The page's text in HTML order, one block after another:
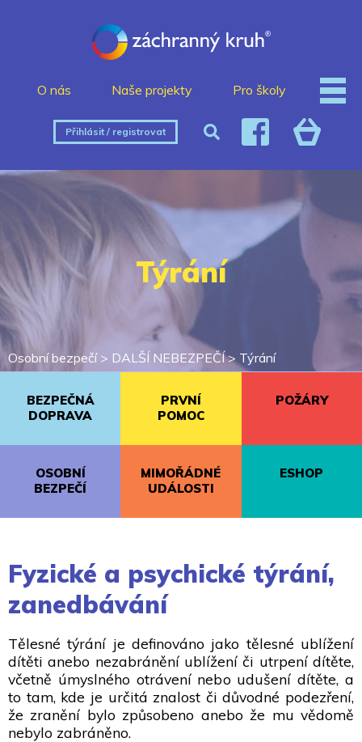
O nás Naše projekty Pro školy
Přihlásit / registrovat
Týrání
Osobní bezpečí> DALŠÍ NEBEZPEČÍ> Týrání
BEZPEČNÁ
DOPRAVA
PRVNÍ
POMOC
POŽÁRY
OSOBNÍ
BEZPEČÍ
MIMOŘÁDNÉ
UDÁLOSTI
ESHOP
Fyzické a psychické týrání,
zanedbávání
Tělesné týrání je definováno jako tělesné ublížení
dítěti anebo nezabránění ublížení či utrpení dítěte,
včetně úmyslného otrávení nebo udušení dítěte, a
to tam, kde je určitá znalost či důvodné podezření,
že zranění bylo způsobeno anebo že mu vědomě
nebylo zabráněno.